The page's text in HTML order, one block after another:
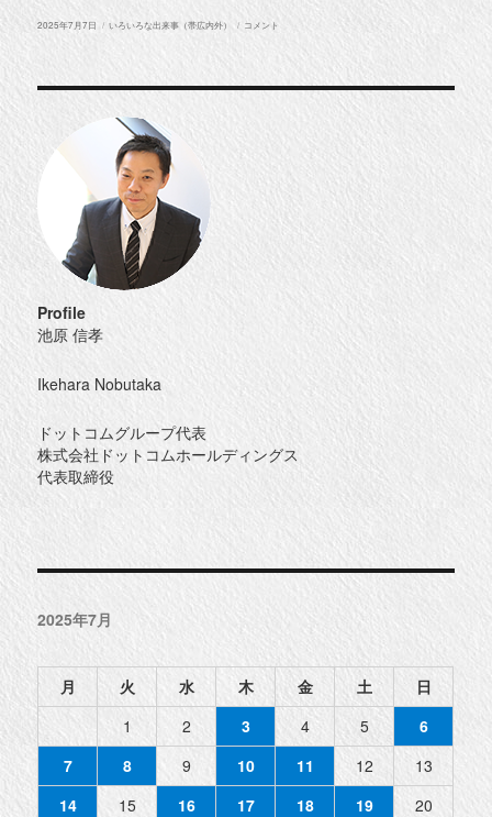
投
2025年7月7日
カ
いろいろな出来事（帯広内外）
777
コメント
Profile
池原 信孝
Ikehara Nobutaka
ドットコムグループ代表
株式会社ドットコムホールディングス
代表取締役
2025年7月
月 火 水 木 金 土
日
1
2 3 4 5
6
7
8 9 10 11 12
13
14
15 16 17 18 19
20